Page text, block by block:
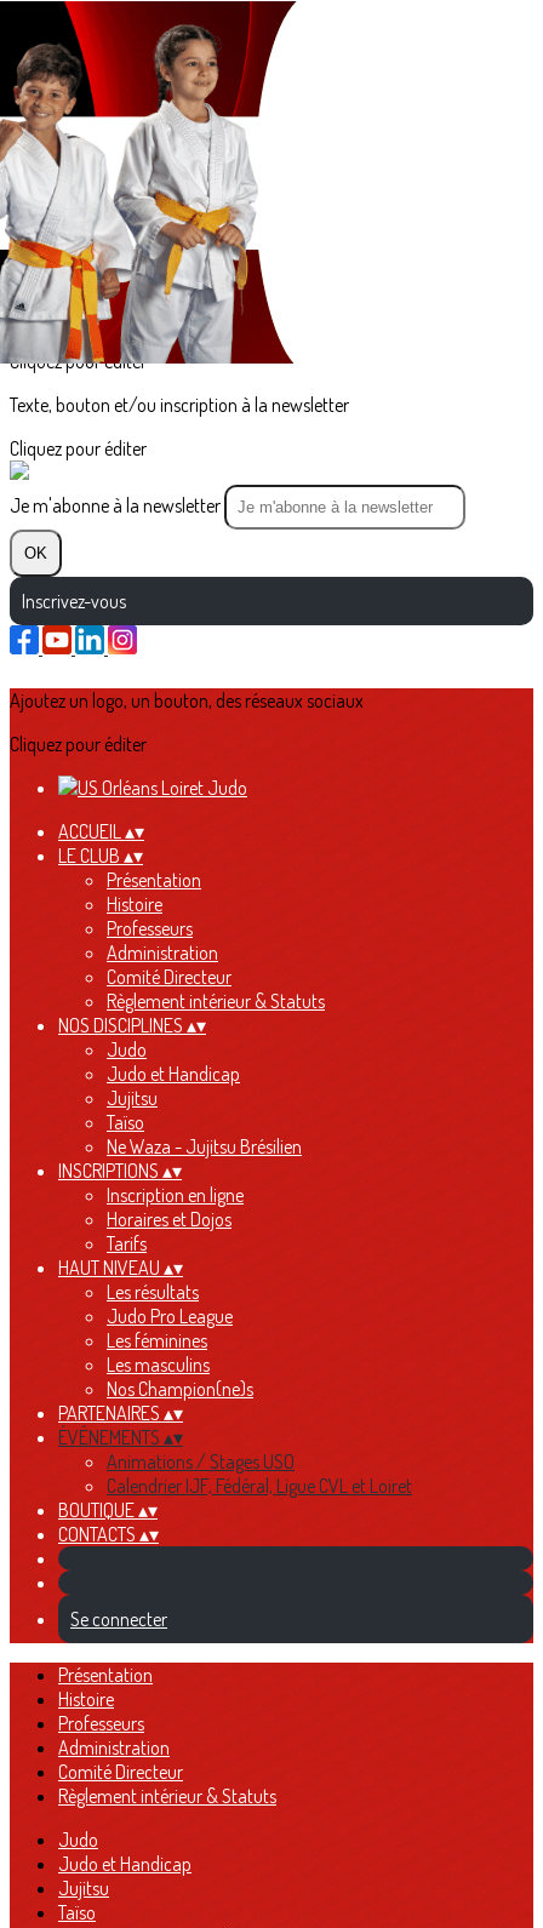
Exporter les lignes sélectionnées
Exporter toutes les colonnes
Exporter uniquement les colonnes affichées
Menu
<
Animations / Stages USO
Calendrier IJF, Fédéral, Ligue CVL et Loiret
?>
Images de la page d'accueil
Cliquez pour éditer
Texte, bouton et/ou inscription à la newsletter
Cliquez pour éditer
Je m'abonne à la newsletter
OK
Inscrivez-vous
Ajoutez un logo, un bouton, des réseaux sociaux
Cliquez pour éditer
ACCUEIL▴▾
LE CLUB ▴▾
Présentation
Histoire
Professeurs
Administration
Comité Directeur
Règlement intérieur & Statuts
NOS DISCIPLINES ▴▾
Judo
Judo et Handicap
Jujitsu
Taïso
Ne Waza - Jujitsu Brésilien
INSCRIPTIONS ▴▾
Inscription en ligne
Horaires et Dojos
Tarifs
HAUT NIVEAU ▴▾
Les résultats
Judo Pro League
Les féminines
Les masculins
Nos Champion(ne)s
PARTENAIRES ▴▾
ÉVÉNEMENTS ▴▾
Animations / Stages USO
Calendrier IJF, Fédéral, Ligue CVL et Loiret
BOUTIQUE▴▾
CONTACTS ▴▾
Se connecter
Présentation
Histoire
Professeurs
Administration
Comité Directeur
Règlement intérieur & Statuts
Judo
Judo et Handicap
Jujitsu
Taïso